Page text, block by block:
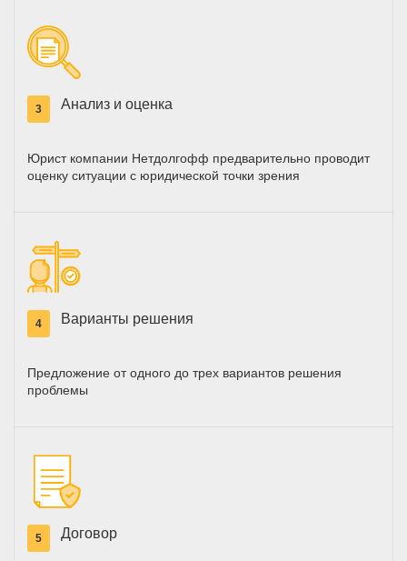
3 Анализ и оценка
Юрист компании Нетдолгофф предварительно проводит
оценку ситуации с юридической точки зрения
4 Варианты решения
Предложение от одного до трех вариантов решения
проблемы
5 Договор